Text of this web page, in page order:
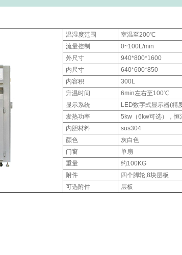
温湿度范围
室温至200℃
流量控制
0~100L/min
外尺寸
940*800*1600
内尺寸
640*600*850
内容积
300L
升温时间
6min左右至100℃
显示系统
LED数字式显示器(精
发热功率
5kw（6kw可选），恒
内胆材料
sus304
颜色
灰白色
门窗
单扇
重量
约100KG
附件
四个脚轮,8块层板
可选附件
层板